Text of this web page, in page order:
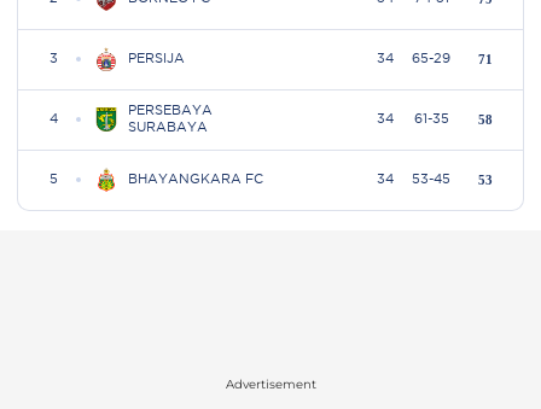
Advertisement